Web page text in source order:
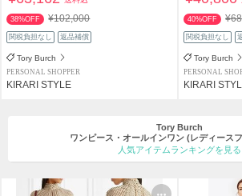
38%OFF ¥102,000
関税負担なし 返品補償
Tory Burch
PERSONAL SHOPPER
KIRARI STYLE
40%OFF
関税負担なし
Tory Burch
PERSONAL
KIRARI
Tory Burch
ワンピース・オールインワン (レディース
人気アイテムランキングを見る